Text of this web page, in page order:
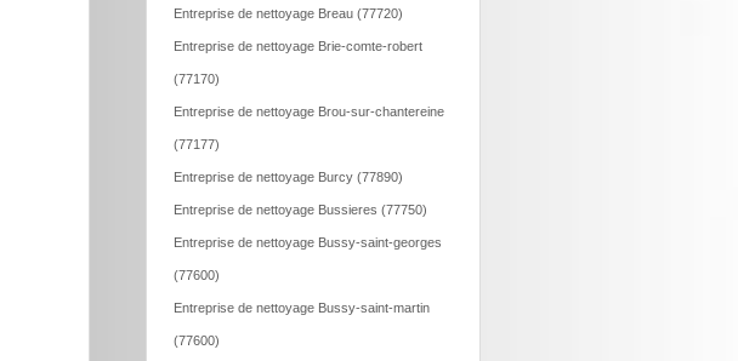
Entreprise de nettoyage Breau (77720)
Entreprise de nettoyage Brie-comte-robert
(77170)
Entreprise de nettoyage Brou-sur-chantereine
(77177)
Entreprise de nettoyage Burcy (77890)
Entreprise de nettoyage Bussieres (77750)
Entreprise de nettoyage Bussy-saint-georges
(77600)
Entreprise de nettoyage Bussy-saint-martin
(77600)